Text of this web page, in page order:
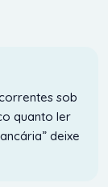
sob
quanto ler
deixe